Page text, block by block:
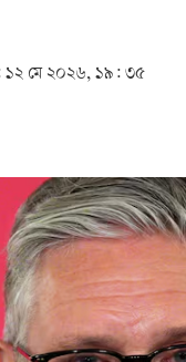
১২ মে ২০২৬, ১৯: ৩৫